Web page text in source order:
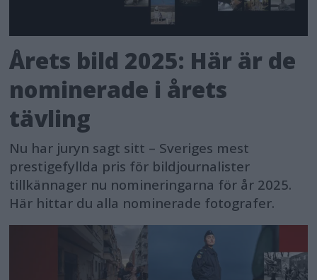
Årets bild 2025: Här är de
nominerade i årets
tävling
Nu har juryn sagt sitt – Sveriges mest
prestigefyllda pris för bildjournalister
tillkännager nu nomineringarna för år 2025.
Här hittar du alla nominerade fotografer.